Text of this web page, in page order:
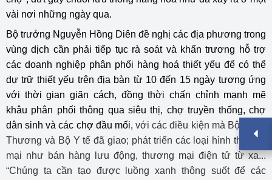
vài nơi những ngày qua.
Bộ trưởng Nguyễn Hồng Diên đề nghị các địa phương trong
vùng dịch cần phải tiếp tục rà soát và khẩn trương hỗ trợ
các doanh nghiệp phân phối hàng hoá thiết yếu để có thể
dự trữ thiết yếu trên địa bàn từ 10 đến 15 ngày tương ứng
với thời gian giãn cách, đồng thời chấn chỉnh mạnh mẽ
khâu phân phối thông qua siêu thị, chợ truyền thống, chợ
dân sinh và các chợ đầu mối, với các điều kiện mà Bộ Công
Thương và Bộ Y tế đã giao; phát triển các loại hình thương
mại như bán hàng lưu động, thương mại điện tử từ xa...
“Chúng ta cần tạo được luồng xanh thông suốt để các